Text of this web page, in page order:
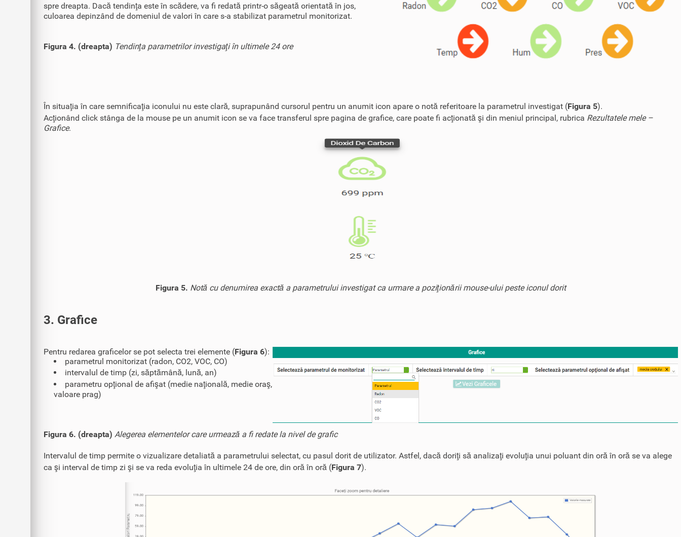
spre dreapta. Dacă tendinţa este în scădere, va fi redată printr-o săgeată orientată în jos,
culoarea depinzând de domeniul de valori în care s-a stabilizat parametrul monitorizat.
Figura 4. (dreapta) Tendinţa parametrilor investigaţi în ultimele 24 ore
În situaţia în care semnificaţia iconului nu este clară, suprapunând cursorul pentru un anumit icon apare o notă referitoare la parametrul investigat (Figura 5).
Acţionând click stânga de la mouse pe un anumit icon se va face transferul spre pagina de grafice, care poate fi acţionată şi din meniul principal, rubrica Rezultatele mele –
Grafice.
Figura 5. Notă cu denumirea exactă a parametrului investigat ca urmare a poziţionării mouse-ului peste iconul dorit
3. Grafice
Pentru redarea graficelor se pot selecta trei elemente (Figura 6):
parametrul monitorizat (radon, CO2, VOC, CO)
intervalul de timp (zi, săptămână, lună, an)
parametru opţional de afişat (medie naţională, medie oraş,
valoare prag)
Figura 6. (dreapta) Alegerea elementelor care urmează a fi redate la nivel de grafic
Intervalul de timp permite o vizualizare detaliată a parametrului selectat, cu pasul dorit de utilizator. Astfel, dacă doriţi să analizaţi evoluţia unui poluant din oră în oră se va alege
ca şi interval de timp zi şi se va reda evoluţia în ultimele 24 de ore, din oră în oră (Figura 7).